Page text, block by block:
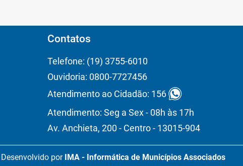
Contatos
Telefone: (19) 3755-6010
Ouvidoria: 0800-7727456
Atendimento ao Cidadão: 156
Atendimento: Seg a Sex - 08h às 17h
Av. Anchieta, 200 - Centro - 13015-904
Desenvolvido por IMA - Informática de Municípios Associados